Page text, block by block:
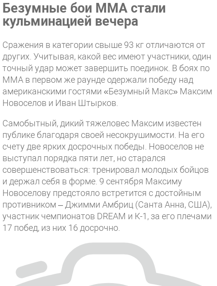
Безумные бои ММА стали
кульминацией вечера
Сражения в категории свыше 93 кг отличаются от
других. Учитывая, какой вес имеют участники, один
точный удар может завершить поединок. В боях по
ММА в первом же раунде одержали победу над
американскими гостями «Безумный Макс» Максим
Новоселов и Иван Штырков.
Самобытный, дикий тяжеловес Максим известен
публике благодаря своей несокрушимости. На его
счету две ярких досрочных победы. Новоселов не
выступал порядка пяти лет, но старался
совершенствоваться: тренировал молодых бойцов
и держал себя в форме. 9 сентября Максиму
Новоселову предстояло встретится с достойным
противником – Джимми Амбриц (Санта Анна, США),
участник чемпионатов DREAM и К-1, за его плечами
17 побед, из них 16 досрочно.